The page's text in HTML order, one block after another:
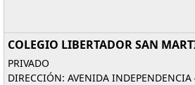
COLEGIO LIBERTADOR SAN
PRIVADO
DIRECCIÓN: AVENIDA